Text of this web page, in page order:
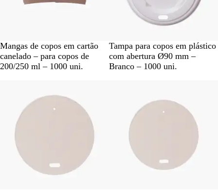
C
a
s
Mangas de copos em cartão
canelado – para copos de
200/250 ml – 1000 uni.
B
r
a
Tampa para copos em plástico
com abertura Ø90 mm –
Branco – 1000 uni.